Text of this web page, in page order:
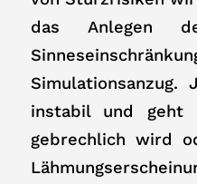
das Anlegen
instabil und geht
gebrechlich wird